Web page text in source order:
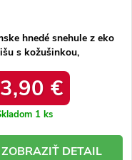
hnedé snehule z eko
s kožušinkou,
€
1 ks
DETAIL